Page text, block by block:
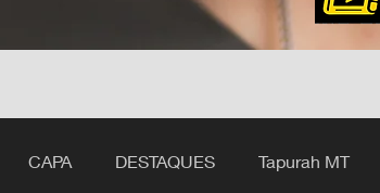
CAPA DESTAQUES Tapurah MT